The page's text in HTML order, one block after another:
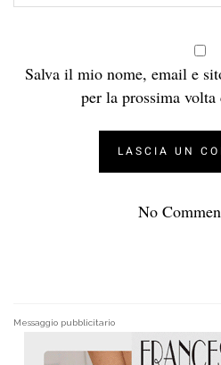
Salva il mio nome, email e
per la prossima volta
No
Messaggio pubblicitario